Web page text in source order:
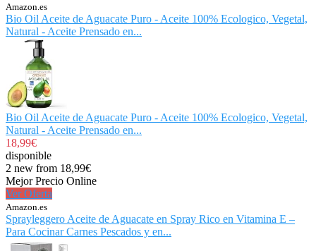
Amazon.es
Bio Oil Aceite de Aguacate Puro - Aceite 100% Ecologico, Vegetal,
Natural - Aceite Prensado en...
Bio Oil Aceite de Aguacate Puro - Aceite 100% Ecologico, Vegetal,
Natural - Aceite Prensado en...
18,99€
disponible
2 new from 18,99€
Mejor Precio Online
Ver Oferta
Amazon.es
Sprayleggero Aceite de Aguacate en Spray Rico en Vitamina E –
Para Cocinar Carnes Pescados y en...